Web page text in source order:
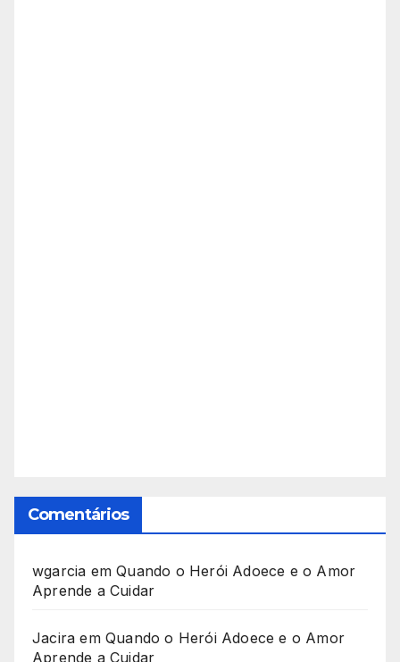
Comentários
wgarcia emQuando o Herói Adoece e o Amor
Aprende a Cuidar
Jacira emQuando o Herói Adoece e o Amor
Aprende a Cuidar